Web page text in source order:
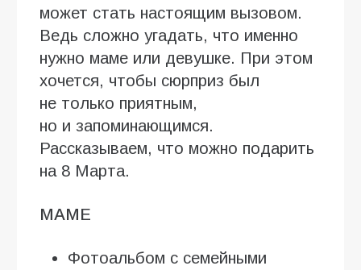
может стать настоящим вызовом.
Ведь сложно угадать, что именно
нужно маме или девушке. При этом
хочется, чтобы сюрприз был
не только приятным,
но и запоминающимся.
Рассказываем, что можно подарить
на 8 Марта.
МАМЕ
Фотоальбом с семейными